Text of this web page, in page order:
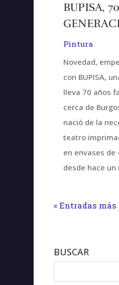
BUPISA,
Pintura
Novedad,
con BUPISA,
lleva 70 años
cerca de
nació de la
teatro
en envases de
desde hace
« Entradas
BUSCAR